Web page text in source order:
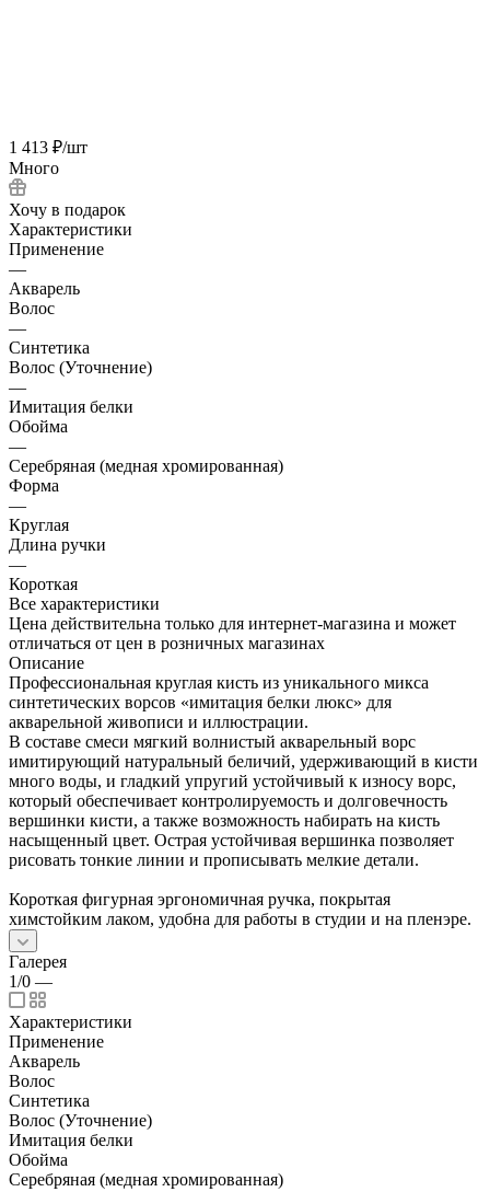
1 413 ₽/шт
Много
Хочу в подарок
Характеристики
Применение
—
Акварель
Волос
—
Синтетика
Волос (Уточнение)
—
Имитация белки
Обойма
—
Cеребряная (медная хромированная)
Форма
—
Круглая
Длина ручки
—
Короткая
Все характеристики
Цена действительна только для интернет-магазина и может
отличаться от цен в розничных магазинах
Описание
Профессиональная круглая кисть из уникального микса
синтетических ворсов «имитация белки люкс» для
акварельной живописи и иллюстрации.
В составе смеси мягкий волнистый акварельный ворс
имитирующий натуральный беличий, удерживающий в кисти
много воды, и гладкий упругий устойчивый к износу ворс,
который обеспечивает контролируемость и долговечность
вершинки кисти, а также возможность набирать на кисть
насыщенный цвет. Острая устойчивая вершинка позволяет
рисовать тонкие линии и прописывать мелкие детали.
Короткая фигурная эргономичная ручка, покрытая
химстойким лаком, удобна для работы в студии и на пленэре.
Галерея
1/0 —
Характеристики
Применение
Акварель
Волос
Синтетика
Волос (Уточнение)
Имитация белки
Обойма
Cеребряная (медная хромированная)